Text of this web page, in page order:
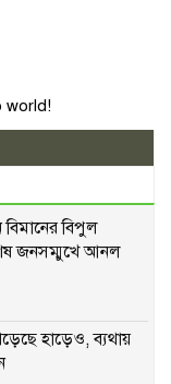
world!
বিপুল
জনসম্মুখে আনল
হাড়েও, ব্যথায়